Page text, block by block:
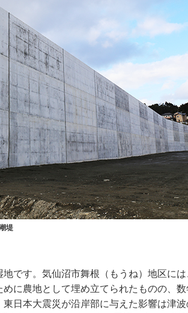
堤
です。気仙沼市舞根（もうね）地区に
に農地として埋め立てられたものの、
日本大震災が沿岸部に与えた影響は津